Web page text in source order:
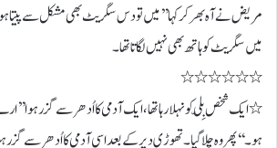
مریض نے آہ بھر کر کہا ’’ میں تو دس سگریٹ بھی مشکل سے
میں سگریٹ کو ہاتھ بھی نہیں لگاتا تھا۔
٭٭٭٭٭٭
٭ ایک شخص بِلّی کو نہلارہا تھا، ایک آدمی کا اُدھر سے گزر ہوا ’’
ہو۔‘‘ پھر وہ چلا گیا۔ تھوڑی دیر کے بعد اسی آدمی کا اُدھر سے گزر